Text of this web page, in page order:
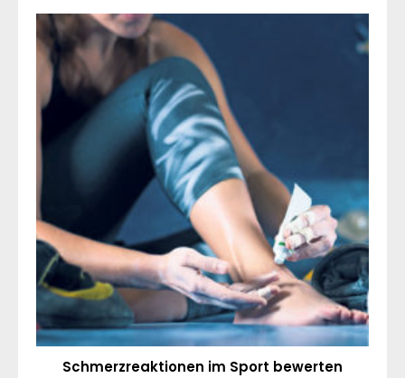
Schmerzreaktionen im Sport bewerten